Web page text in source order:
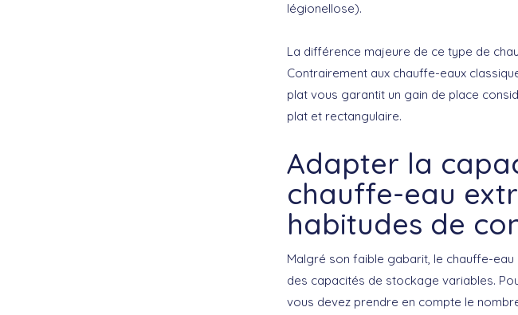
légionellose).
La différence majeure de ce type de
Contrairement aux chauffe-eaux
plat vous garantit un gain de place
plat et rectangulaire.
Adapter la
chauffe-eau
habitudes de
Malgré son faible gabarit, le chauffe-
des capacités de stockage variables.
vous devez prendre en compte le